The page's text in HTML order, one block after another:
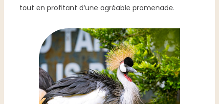
tout en profitant d’une agréable promenade.